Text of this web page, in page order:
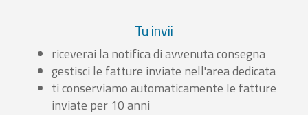
Tu invii
riceverai la notifica di avvenuta consegna
gestisci le fatture inviate nell'area dedicata
ti conserviamo automaticamente le fatture
inviate per 10 anni